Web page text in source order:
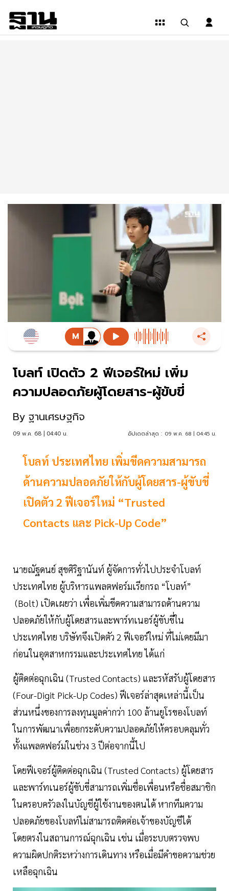
โบลท์ เปิดตัว 2 ฟีเจอร์ใหม่ เพิ่ม
ความปลอดภัยผู้โดยสาร-ผู้ขับขี่
By ฐานเศรษฐกิจ
09 พ.ค. 68 | 04:40 น. อัปเดตล่าสุด : 09 พ.ค. 68 | 04:45 น.
โบลท์ ประเทศไทย เพิ่มขีดความสามารถ
ด้านความปลอดภัยให้กับผู้โดยสาร-ผู้ขับขี่
เปิดตัว 2 ฟีเจอร์ใหม่ “Trusted
Contacts และ Pick-Up Code”
นายณัฐดนย์ สุขศิริฐานันท์ ผู้จัดการทั่วไปประจำโบลท์
ประเทศไทย ผู้บริหารแพลตฟอร์มเรียกรถ “โบลท์”
(Bolt) เปิดเผยว่า เพื่อเพิ่มขีดความสามารถด้านความ
ปลอดภัยให้กับผู้โดยสารและพาร์ทเนอร์ผู้ขับขี่ใน
ประเทศไทย บริษัทจึงเปิดตัว 2 ฟีเจอร์ใหม่ ที่ไม่เคยมีมา
ก่อนในอุตสาหกรรมและประเทศไทย ได้แก่
ผู้ติดต่อฉุกเฉิน (Trusted Contacts) และรหัสรับผู้โดยสาร
(Four-Digit Pick-Up Codes) ฟีเจอร์ล่าสุดเหล่านี้เป็น
ส่วนหนึ่งของการลงทุนมูลค่ากว่า 100 ล้านยูโรของโบลท์
ในการพัฒนาเพื่อยกระดับความปลอดภัยให้ครอบคลุมทั่ว
ทั้งแพลตฟอร์มในช่วง 3 ปีต่อจากนี้ไป
โดยฟีเจอร์ผู้ติดต่อฉุกเฉิน (Trusted Contacts) ผู้โดยสาร
และพาร์ทเนอร์ผู้ขับขี่สามารถเพิ่มชื่อเพื่อนหรือชื่อสมาชิก
ในครอบครัวลงในบัญชีผู้ใช้งานของตนได้ หากทีมความ
ปลอดภัยของโบลท์ไม่สามารถติดต่อเจ้าของบัญชีได้
โดยตรงในสถานการณ์ฉุกเฉิน เช่น เมื่อระบบตรวจพบ
ความผิดปกติระหว่างการเดินทาง หรือเมื่อมีคำขอความช่วย
เหลือฉุกเฉิน